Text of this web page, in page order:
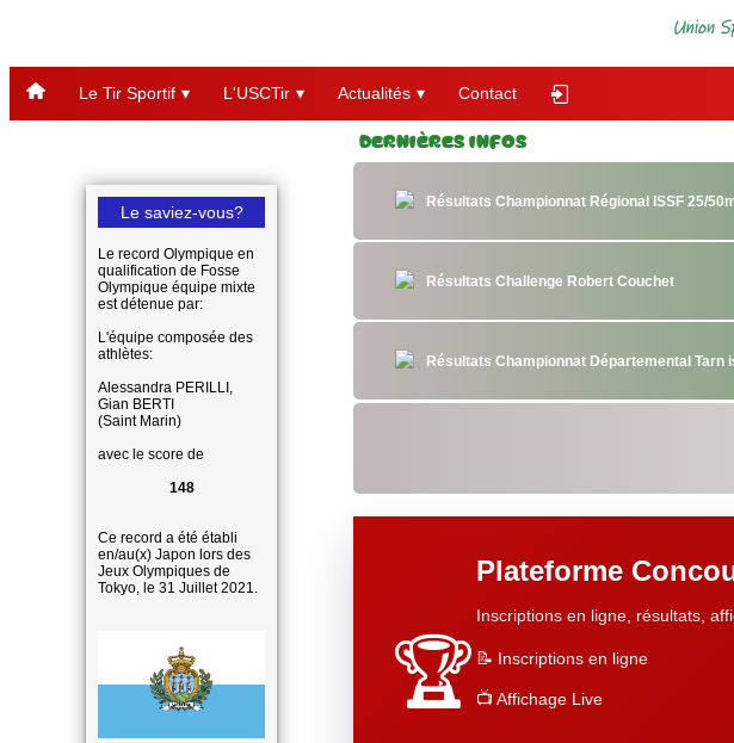
Le Tir Sportif L'USCTir Actualités Contact
Le saviez-vous?
Le record Olympique en
qualification de Fosse
Olympique équipe mixte
est détenue par:
L'équipe composée des
athlètes:
Alessandra PERILLI,
Gian BERTI
(Saint Marin)
avec le score de
148
Ce record a été établi
en/au(x) Japon lors des
Jeux Olympiques de
Tokyo, le 31 Juillet 2021.
Dernières Infos
Résultats Championnat Régional ISSF 25/
Résultats Challenge Robert Couchet
Résultats Championnat Départemental Tarn
🏆
Plateforme
Inscriptions en ligne, résultats,
📝 Inscriptions en ligne
📺 Affichage Live